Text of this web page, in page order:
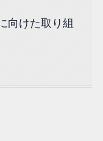
向けた取り組